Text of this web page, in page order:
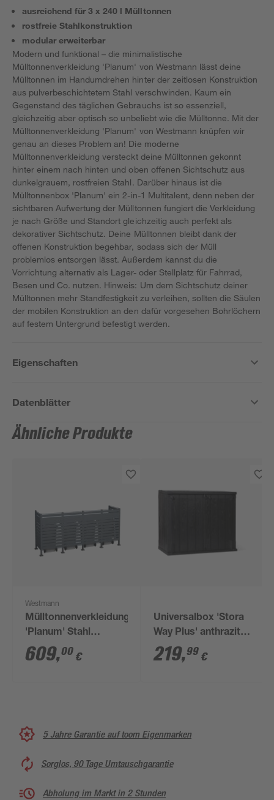
ausreichend für 3 x 240 l Mülltonnen
rostfreie Stahlkonstruktion
modular erweiterbar
Modern und funktional – die minimalistische
Mülltonnenverkleidung 'Planum' von Westmann lässt deine
Mülltonnen im Handumdrehen hinter der zeitlosen Konstruktion
aus pulverbeschichtetem Stahl verschwinden. Kaum ein
Gegenstand des täglichen Gebrauchs ist so essenziell,
gleichzeitig aber optisch so unbeliebt wie die Mülltonne. Mit der
Mülltonnenverkleidung 'Planum' von Westmann knüpfen wir
genau an dieses Problem an! Die moderne
Mülltonnenverkleidung versteckt deine Mülltonnen gekonnt
hinter einem nach hinten und oben offenen Sichtschutz aus
dunkelgrauem, rostfreien Stahl. Darüber hinaus ist die
Mülltonnenbox 'Planum' ein 2-in-1 Multitalent, denn neben der
sichtbaren Aufwertung der Mülltonnen fungiert die Verkleidung
je nach Größe und Standort gleichzeitig auch perfekt als
dekorativer Sichtschutz. Deine Mülltonnen bleibt dank der
offenen Konstruktion begehbar, sodass sich der Müll
problemlos entsorgen lässt. Außerdem kannst du die
Vorrichtung alternativ als Lager- oder Stellplatz für Fahrrad,
Besen und Co. nutzen. Hinweis: Um dem Sichtschutz deiner
Mülltonnen mehr Standfestigkeit zu verleihen, sollten die Säulen
der mobilen Konstruktion an den dafür vorgesehen Bohrlöchern
auf festem Untergrund befestigt werden.
Eigenschaften
Datenblätter
Ähnliche Produkte
Westmann
Mülltonnenverkleidung
'Planum' Stahl
anthrazit 330 x 90 x
150 cm
609,00 €
Universalbox 'Stora
Way Plus' anthrazit
145 x 125 x 86 cm
219,99 €
5 Jahre Garantie auf toom Eigenmarken
Sorglos, 90 Tage Umtauschgarantie
Abholung im Markt in 2 Stunden